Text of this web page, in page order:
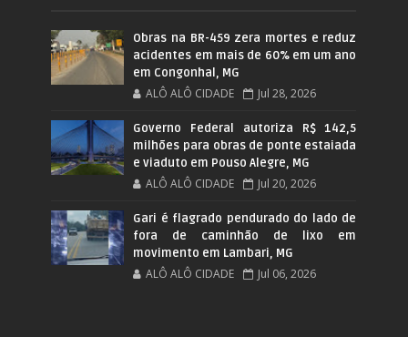
Obras na BR-459 zera mortes e reduz
acidentes em mais de 60% em um ano
em Congonhal, MG
ALÔ ALÔ CIDADE Jul 28, 2026
Governo Federal autoriza R$ 142,5
milhões para obras de ponte estaiada
e viaduto em Pouso Alegre, MG
ALÔ ALÔ CIDADE Jul 20, 2026
Gari é flagrado pendurado do lado de
fora de caminhão de lixo em
movimento em Lambari, MG
ALÔ ALÔ CIDADE Jul 06, 2026